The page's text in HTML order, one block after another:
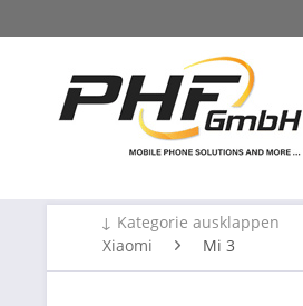
↓ Kategorie ausklappen
Xiaomi
Mi 3